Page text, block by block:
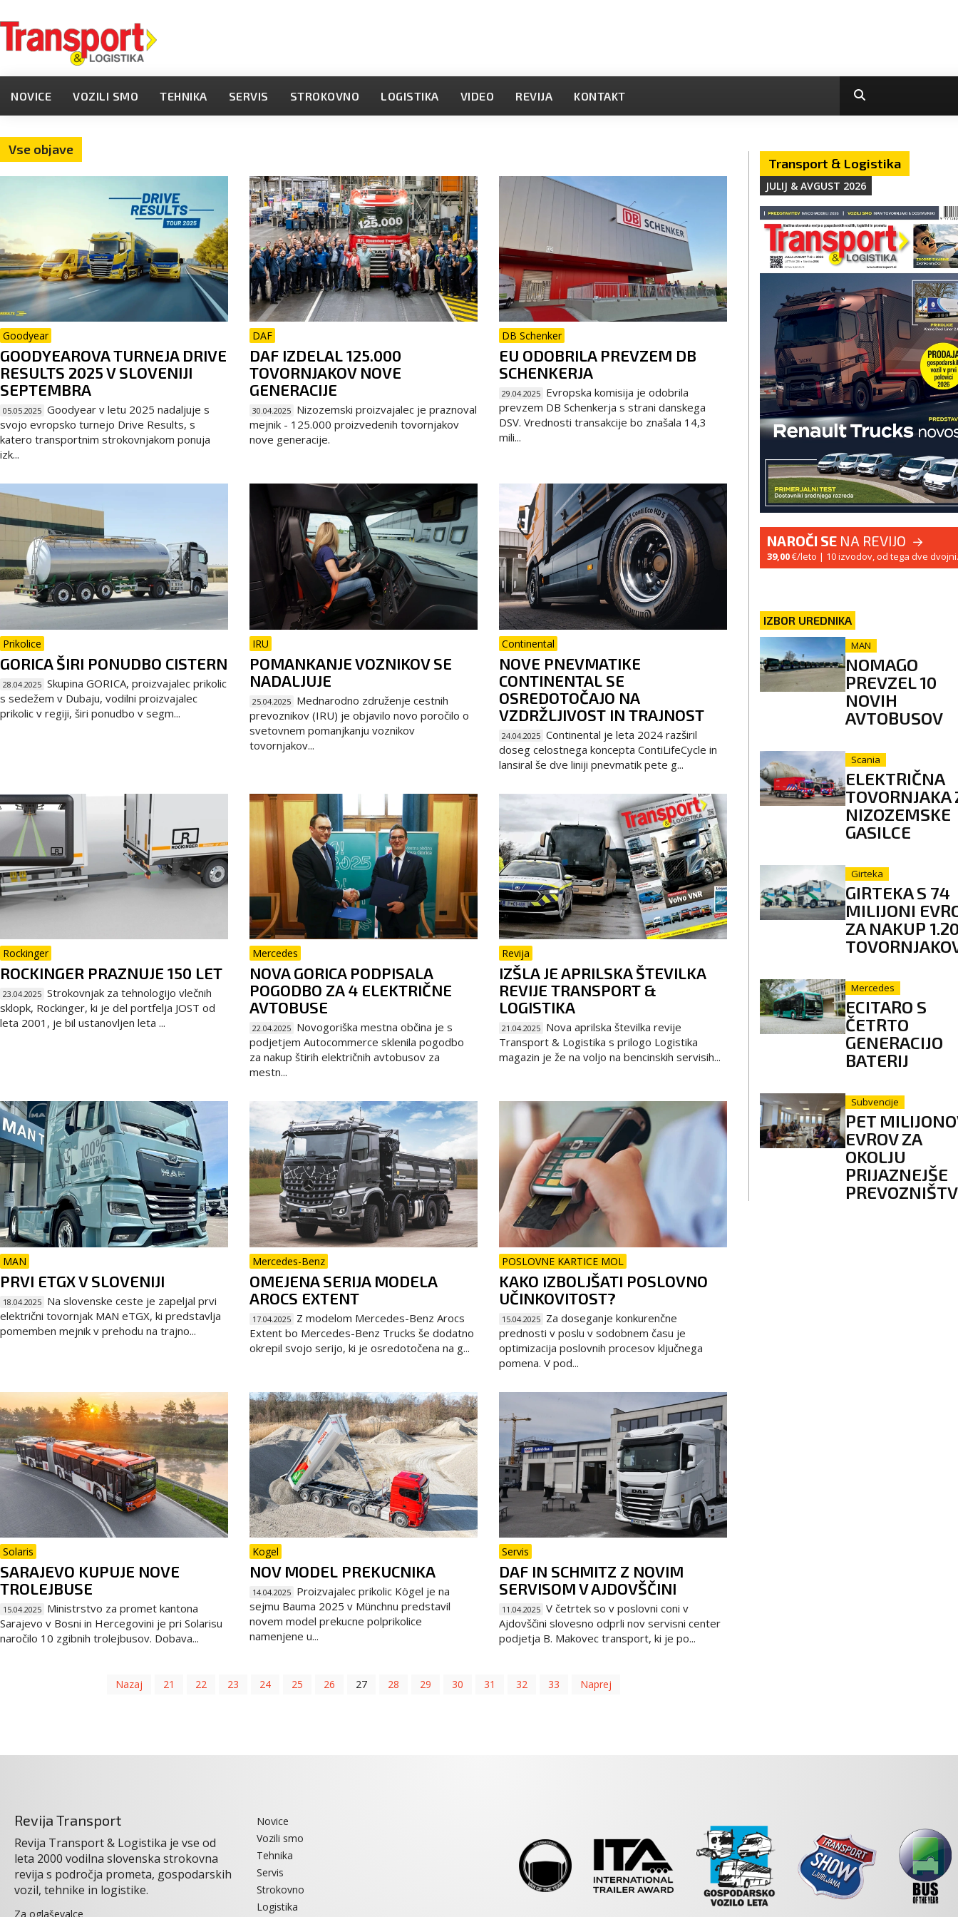
NOVICE VOZILI SMO TEHNIKA SERVIS STROKOVNO LOGISTIKA VIDEO REVIJA KONTAKT
Vse objave
Goodyear
GOODYEAROVA TURNEJA DRIVE
RESULTS 2025 V SLOVENIJI
SEPTEMBRA
05.05.2025 Goodyear v letu 2025 nadaljuje s
svojo evropsko turnejo Drive Results, s
katero transportnim strokovnjakom ponuja
izk...
DAF
DAF IZDELAL 125.000
TOVORNJAKOV NOVE
GENERACIJE
30.04.2025 Nizozemski proizvajalec je praznoval
mejnik - 125.000 proizvedenih tovornjakov
nove generacije.
DB Schenker
EU ODOBRILA PREVZEM DB
SCHENKERJA
29.04.2025 Evropska komisija je odobrila
prevzem DB Schenkerja s strani danskega
DSV. Vrednosti transakcije bo znašala 14,3
mili...
Prikolice
GORICA ŠIRI PONUDBO CISTERN
28.04.2025 Skupina GORICA, proizvajalec prikolic
s sedežem v Dubaju, vodilni proizvajalec
prikolic v regiji, širi ponudbo v segm...
IRU
POMANKANJE VOZNIKOV SE
NADALJUJE
25.04.2025 Mednarodno združenje cestnih
prevoznikov (IRU) je objavilo novo poročilo o
svetovnem pomanjkanju voznikov
tovornjakov...
Continental
NOVE PNEVMATIKE
CONTINENTAL SE
OSREDOTOČAJO NA
VZDRŽLJIVOST IN TRAJNOST
24.04.2025 Continental je leta 2024 razširil
doseg celostnega koncepta ContiLifeCycle in
lansiral še dve liniji pnevmatik pete g...
Rockinger
ROCKINGER PRAZNUJE 150 LET
23.04.2025 Strokovnjak za tehnologijo vlečnih
sklopk, Rockinger, ki je del portfelja JOST od
leta 2001, je bil ustanovljen leta ...
Mercedes
NOVA GORICA PODPISALA
POGODBO ZA 4 ELEKTRIČNE
AVTOBUSE
22.04.2025 Novogoriška mestna občina je s
podjetjem Autocommerce sklenila pogodbo
za nakup štirih električnih avtobusov za
mestn...
Revija
IZŠLA JE APRILSKA ŠTEVILKA
REVIJE TRANSPORT &
LOGISTIKA
21.04.2025 Nova aprilska številka revije
Transport & Logistika s prilogo Logistika
magazin je že na voljo na bencinskih servisih...
MAN
PRVI ETGX V SLOVENIJI
18.04.2025 Na slovenske ceste je zapeljal prvi
električni tovornjak MAN eTGX, ki predstavlja
pomemben mejnik v prehodu na trajno...
Mercedes-Benz
OMEJENA SERIJA MODELA
AROCS EXTENT
17.04.2025 Z modelom Mercedes-Benz Arocs
Extent bo Mercedes-Benz Trucks še dodatno
okrepil svojo serijo, ki je osredotočena na g...
POSLOVNE KARTICE MOL
KAKO IZBOLJŠATI POSLOVNO
UČINKOVITOST?
15.04.2025 Za doseganje konkurenčne
prednosti v poslu v sodobnem času je
optimizacija poslovnih procesov ključnega
pomena. V pod...
Solaris
SARAJEVO KUPUJE NOVE
TROLEJBUSE
15.04.2025 Ministrstvo za promet kantona
Sarajevo v Bosni in Hercegovini je pri Solarisu
naročilo 10 zgibnih trolejbusov. Dobava...
Kogel
NOV MODEL PREKUCNIKA
14.04.2025 Proizvajalec prikolic Kögel je na
sejmu Bauma 2025 v Münchnu predstavil
novem model prekucne polprikolice
namenjene u...
Servis
DAF IN SCHMITZ Z NOVIM
SERVISOM V AJDOVŠČINI
11.04.2025 V četrtek so v poslovni coni v
Ajdovščini slovesno odprli nov servisni center
podjetja B. Makovec transport, ki je po...
Nazaj 21 22 23 24 25 26 27 28 29 30 31 32 33 Naprej
Transport & Logistika
JULIJ & AVGUST 2026
NAROČI SE NA REVIJO
39,00€/leto | 10 izvodov, od tega dve dvojni.
IZBOR UREDNIKA
MAN
NOMAGO
PREVZEL 10
NOVIH
AVTOBUSOV
Scania
ELEKTRIČNA
TOVORNJAKA
NIZOZEMSKE
GASILCE
Girteka
GIRTEKA S 74
MILIJONI
ZA NAKUP
Mercedes
ECITARO S
ČETRTO
GENERACIJO
BATERIJ
Subvencije
PET
EVROV ZA
OKOLJU
PRIJAZNEJŠE
Revija Transport
Revija Transport & Logistika je vse od
leta 2000 vodilna slovenska strokovna
revija s področja prometa, gospodarskih
vozil, tehnike in logistike.
Za oglaševalce
Novice
Vozili smo
Tehnika
Servis
Strokovno
Logistika